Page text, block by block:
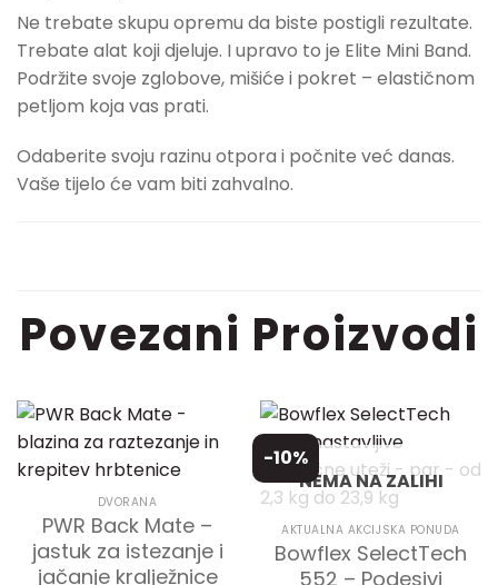
Ne trebate skupu opremu da biste postigli rezultate.
Trebate alat koji djeluje. I upravo to je Elite Mini Band.
Podržite svoje zglobove, mišiće i pokret – elastičnom
petljom koja vas prati.
Odaberite svoju razinu otpora i počnite već danas.
Vaše tijelo će vam biti zahvalno.
Povezani Proizvodi
DVORANA
PWR Back Mate –
jastuk za istezanje i
jačanje kralježnice
-10%
NEMA NA ZALIHI
AKTUALNA AKCIJSKA PONUDA
Bowflex SelectTech
552 – Podesivi